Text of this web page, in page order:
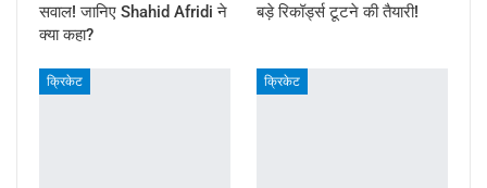
सवाल! जानिए Shahid Afridi ने
क्या कहा?
बड़े रिकॉर्ड्स टूटने की तैयारी!
क्रिकेट क्रिकेट